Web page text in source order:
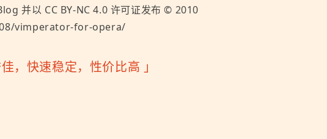
并以 CC BY-NC 4.0 许可证发布 © 2010
vimperator-for-opera/
，快速稳定，性价比高 」